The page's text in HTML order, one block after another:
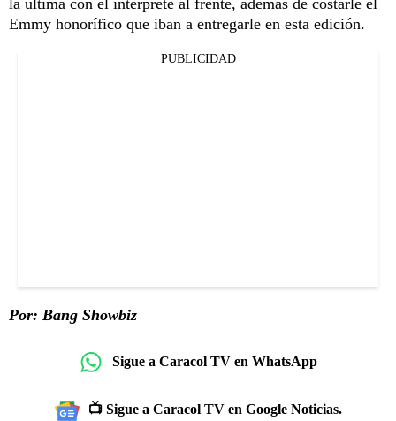
Emmy honorífico que iban a entregarle en esta edición.
PUBLICIDAD
Por: Bang Showbiz
Sigue a Caracol TV en WhatsApp
📺 Sigue a Caracol TV en Google Noticias.